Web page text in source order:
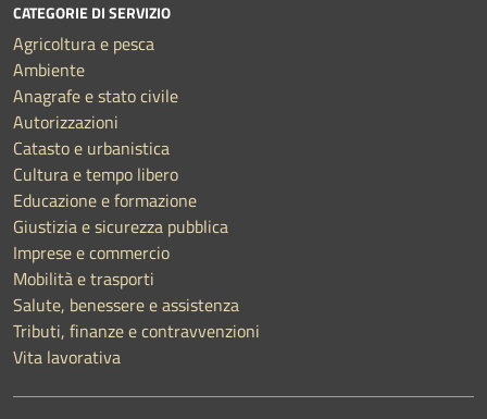
CATEGORIE DI SERVIZIO
Agricoltura e pesca
Ambiente
Anagrafe e stato civile
Autorizzazioni
Catasto e urbanistica
Cultura e tempo libero
Educazione e formazione
Giustizia e sicurezza pubblica
Imprese e commercio
Mobilità e trasporti
Salute, benessere e assistenza
Tributi, finanze e contravvenzioni
Vita lavorativa